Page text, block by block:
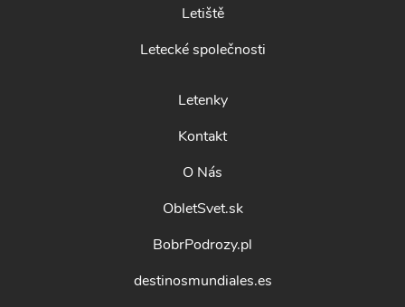
Letiště
Letecké společnosti
Letenky
Kontakt
O Nás
ObletSvet.sk
BobrPodrozy.pl
destinosmundiales.es